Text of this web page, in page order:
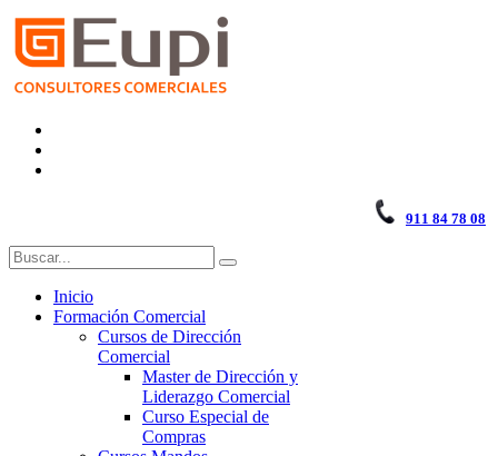
911 84 78 08
Inicio
Formación Comercial
Cursos de Dirección
Comercial
Master de Dirección y
Liderazgo Comercial
Curso Especial de
Compras